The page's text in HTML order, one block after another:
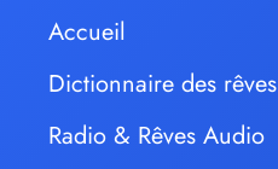
Accueil
Dictionnaire des rêves
Radio & Rêves Audio